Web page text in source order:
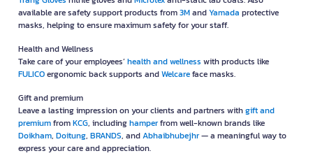
available are safety support products from3MandYamada protective
masks, helping to ensure maximum safety for your staff.
Health and Wellness
Take care of your employees’health and wellness with products like
FULICOergonomic back supports andWelcareface masks.
Gift and premium
Leave a lasting impression on your clients and partners withgift and
premiumfromKCG, includinghamperfrom well-known brands like
Doikham, Doitung, BRANDS, andAbhaibhubejhr— a meaningful way to
express your care and appreciation.